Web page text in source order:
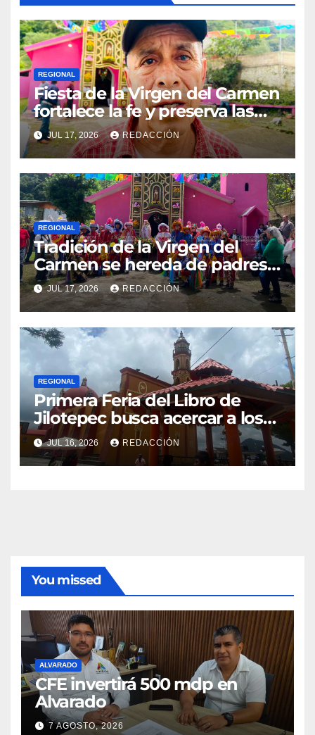
REGIONAL
Fiesta de la Virgen del Carmen
fortalece la fe y preserva las
tradiciones en El Esquilón
JUL 17, 2026 REDACCIÓN
REGIONAL
Tradición de la Virgen del
Carmen se hereda de padres a
hijos en El Esquilón, Jilotepec
JUL 17, 2026 REDACCIÓN
REGIONAL
Primera Feria del Libro de
Jilotepec busca acercar a los
jóvenes a la lectura
JUL 16, 2026 REDACCIÓN
You missed
ALVARADO
CFE invertirá 500 mdp en
Alvarado
7 AGOSTO, 2026